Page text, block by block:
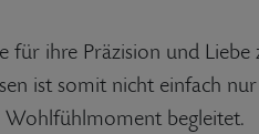
ihre Präzision und
ist somit nicht einfach
Wohlfühlmoment begleitet.